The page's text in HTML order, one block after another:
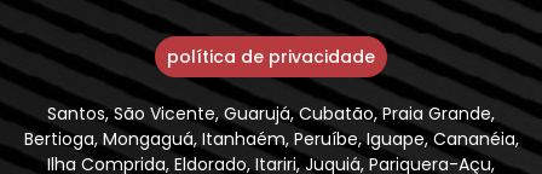
política de privacidade
Santos, São Vicente, Guarujá, Cubatão, Praia Grande,
Bertioga, Mongaguá, Itanhaém, Peruíbe, Iguape, Cananéia,
Ilha Comprida, Eldorado, Itariri, Juquiá, Pariquera-Açu,